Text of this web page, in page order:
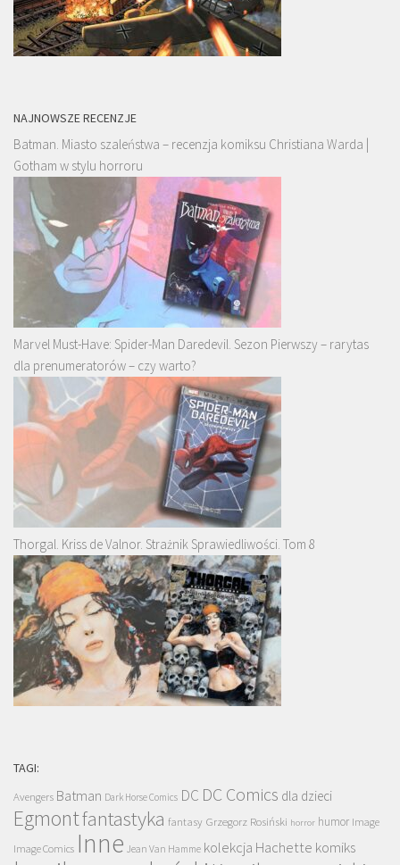
NAJNOWSZE RECENZJE
Batman. Miasto szaleństwa – recenzja komiksu Christiana Warda |
Gotham w stylu horroru
Marvel Must-Have: Spider-Man Daredevil. Sezon Pierwszy – rarytas
dla prenumeratorów – czy warto?
Thorgal. Kriss de Valnor. Strażnik Sprawiedliwości. Tom 8
TAGI:
Avengers Batman Dark Horse Comics DC DC Comics dla dzieci
Egmontfantastyka fantasy Grzegorz Rosiński horror humor Image
Image Comics Inne Jean Van Hamme kolekcja Hachette komiks